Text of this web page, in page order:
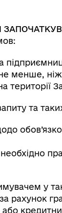
менше, ніж
та
у
за рахунок
або